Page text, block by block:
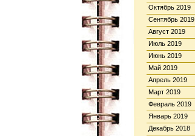
Октябрь 2019
Сентябрь 2019
Август 2019
Июль 2019
Июнь 2019
Май 2019
Апрель 2019
Март 2019
Февраль 2019
Январь 2019
Декабрь 2018